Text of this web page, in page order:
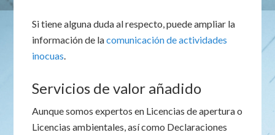
Si tiene alguna duda al respecto, puede ampliar la
información de lacomunicación de actividades
inocuas.
Servicios de valor añadido
Aunque somos expertos en Licencias de apertura o
Licencias ambientales, así como Declaraciones